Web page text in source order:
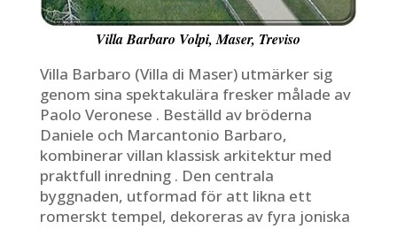
Villa Barbaro Volpi, Maser, Treviso
Villa Barbaro (Villa di Maser) utmärker sig
genom sina spektakulära fresker målade av
Paolo Veronese . Beställd av bröderna
Daniele och Marcantonio Barbaro,
kombinerar villan klassisk arkitektur med
praktfull inredning . Den centrala
byggnaden, utformad för att likna ett
romerskt tempel, dekoreras av fyra joniska